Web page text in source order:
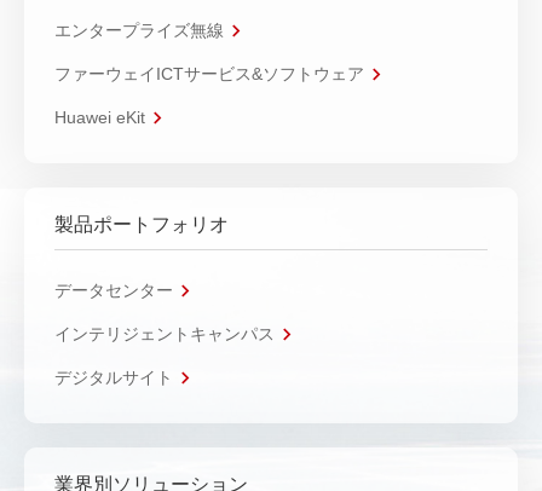
エンタープライズ無線
ファーウェイICTサービス&ソフトウェア
Huawei eKit
製品ポートフォリオ
データセンター
インテリジェントキャンパス
デジタルサイト
業界別ソリューション